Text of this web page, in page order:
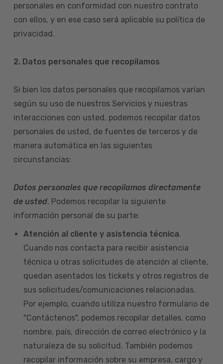
personales en conformidad con nuestro contrato
con ellos, y en ese caso será aplicable su política de
privacidad.
2. Datos personales que recopilamos
Si bien los datos personales que recopilamos varían
según su uso de nuestros Servicios y nuestras
interacciones con usted, podemos recopilar datos
personales de usted, de fuentes de terceros y de
manera automática en las siguientes
circunstancias:
Datos personales que recopilamos directamente
de usted. Podemos recopilar la siguiente
información personal de su parte:
Atención al cliente y asistencia técnica.
Cuando nos contacta para recibir asistencia
técnica u otras solicitudes de atención al cliente,
quedan asentados los tickets y otros registros de
sus solicitudes/comunicaciones relacionadas.
Por ejemplo, cuando utiliza nuestro formulario de
"Contáctenos", podemos recopilar detalles, como
nombre, país, dirección de correo electrónico y la
naturaleza de su solicitud. También podemos
recopilar información sobre su empresa, cargo y